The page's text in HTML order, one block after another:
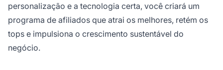
personalização e a tecnologia certa, você criará um
programa de afiliados que atrai os melhores, retém os
tops e impulsiona o crescimento sustentável do
negócio.